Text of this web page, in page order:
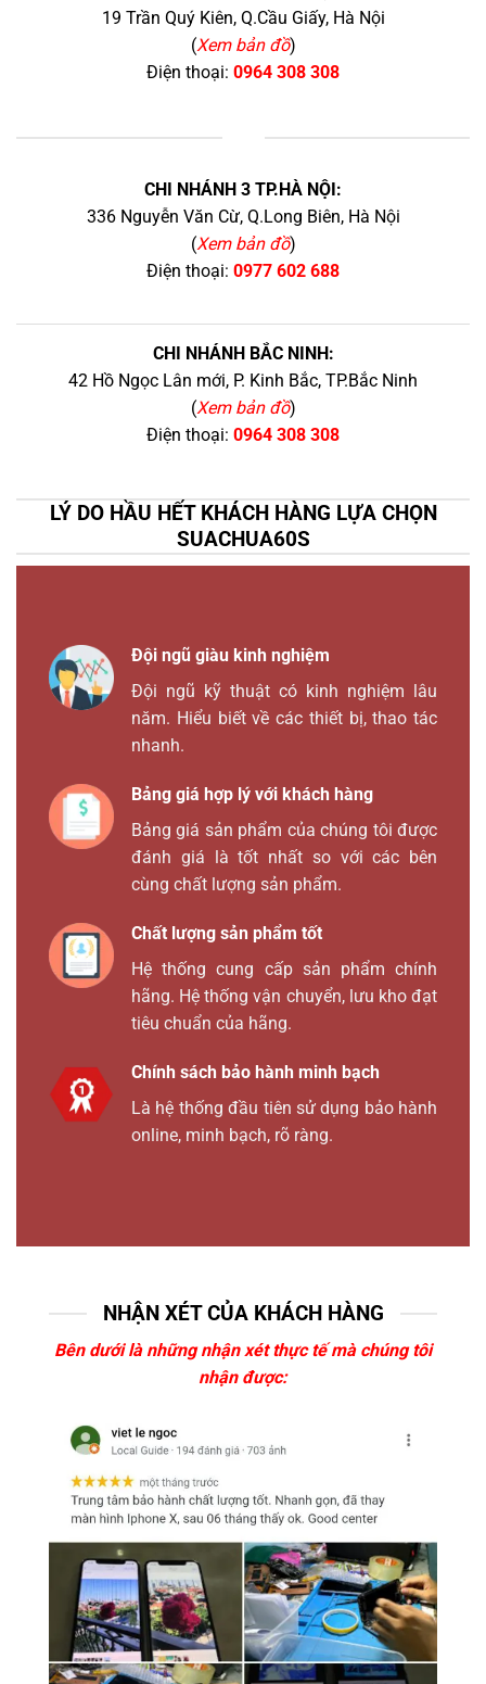
19 Trần Quý Kiên, Q.Cầu Giấy, Hà Nội
(Xem bản đồ)
Điện thoại: 0964 308 308
CHI NHÁNH 3 TP.HÀ NỘI:
336 Nguyễn Văn Cừ, Q.Long Biên, Hà Nội
(Xem bản đồ)
Điện thoại: 0977 602 688
CHI NHÁNH BẮC NINH:
42 Hồ Ngọc Lân mới, P. Kinh Bắc, TP.Bắc Ninh
(Xem bản đồ)
Điện thoại: 0964 308 308
LÝ DO HẦU HẾT KHÁCH HÀNG LỰA CHỌN
SUACHUA60S
Đội ngũ giàu kinh nghiệm
Đội ngũ kỹ thuật có kinh nghiệm lâu
năm. Hiểu biết về các thiết bị, thao tác
nhanh.
Bảng giá hợp lý với khách hàng
Bảng giá sản phẩm của chúng tôi được
đánh giá là tốt nhất so với các bên
cùng chất lượng sản phẩm.
Chất lượng sản phẩm tốt
Hệ thống cung cấp sản phẩm chính
hãng. Hệ thống vận chuyển, lưu kho đạt
tiêu chuẩn của hãng.
Chính sách bảo hành minh bạch
Là hệ thống đầu tiên sử dụng bảo hành
online, minh bạch, rõ ràng.
NHẬN XÉT CỦA KHÁCH HÀNG
Bên dưới là những nhận xét thực tế mà chúng tôi
nhận được: